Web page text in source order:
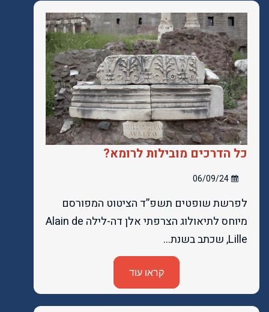
כל הדרכים מובילות לרומא?
לפרשת שופטים תשפ”ד הציטוט המפורסם
מיוחס לתיאולוג הצרפתי אלן דה-לילה Alain de
Lille, שכתב בשנת…
קראו עוד